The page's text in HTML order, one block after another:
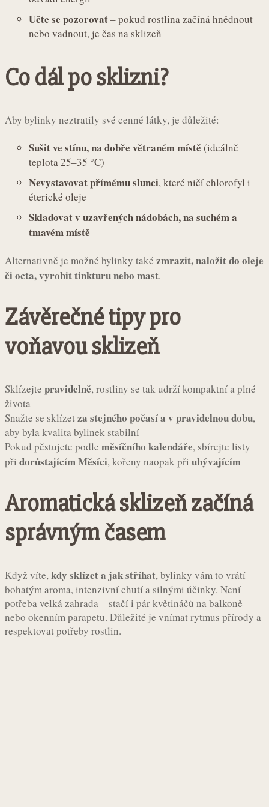
Učte se pozorovat– pokud rostlina začíná hnědnout
nebo vadnout, je čas na sklizeň
Co dál po sklizni?
Aby bylinky neztratily své cenné látky, je důležité:
Sušit ve stínu, na dobře větraném místě (ideálně
teplota 25–35 °C)
Nevystavovat přímému slunci, které ničí chlorofyl i
éterické oleje
Skladovat v uzavřených nádobách, na suchém a
tmavém místě
Alternativně je možné bylinky také zmrazit, naložit do oleje
či octa, vyrobit tinkturu nebo mast.
Závěrečné tipy pro
voňavou sklizeň
Sklízejte pravidelně, rostliny se tak udrží kompaktní a plné
života
Snažte se sklízetza stejného počasí a v pravidelnou dobu,
aby byla kvalita bylinek stabilní
Pokud pěstujete podle měsíčního kalendáře, sbírejte listy
při dorůstajícím Měsíci, kořeny naopak při ubývajícím
Aromatická sklizeň začíná
správným časem
Když víte,kdy sklízet a jak stříhat, bylinky vám to vrátí
bohatým aroma, intenzivní chutí a silnými účinky. Není
potřeba velká zahrada – stačí i pár květináčů na balkoně
nebo okenním parapetu. Důležité je vnímat rytmus přírody a
respektovat potřeby rostlin.